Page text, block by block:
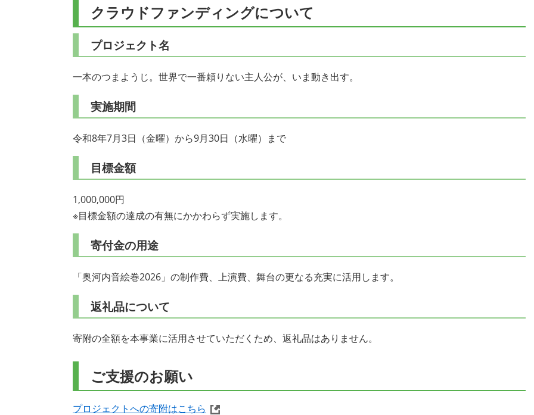
クラウドファンディングについて
プロジェクト名
一本のつまようじ。世界で一番頼りない主人公が、いま動き出す。
実施期間
令和8年7月3日（金曜）から9月30日（水曜）まで
目標金額
1,000,000円
※目標金額の達成の有無にかかわらず実施します。
寄付金の用途
「奥河内音絵巻2026」の制作費、上演費、舞台の更なる充実に活用します。
返礼品について
寄附の全額を本事業に活用させていただくため、返礼品はありません。
ご支援のお願い
プロジェクトへの寄附はこちら